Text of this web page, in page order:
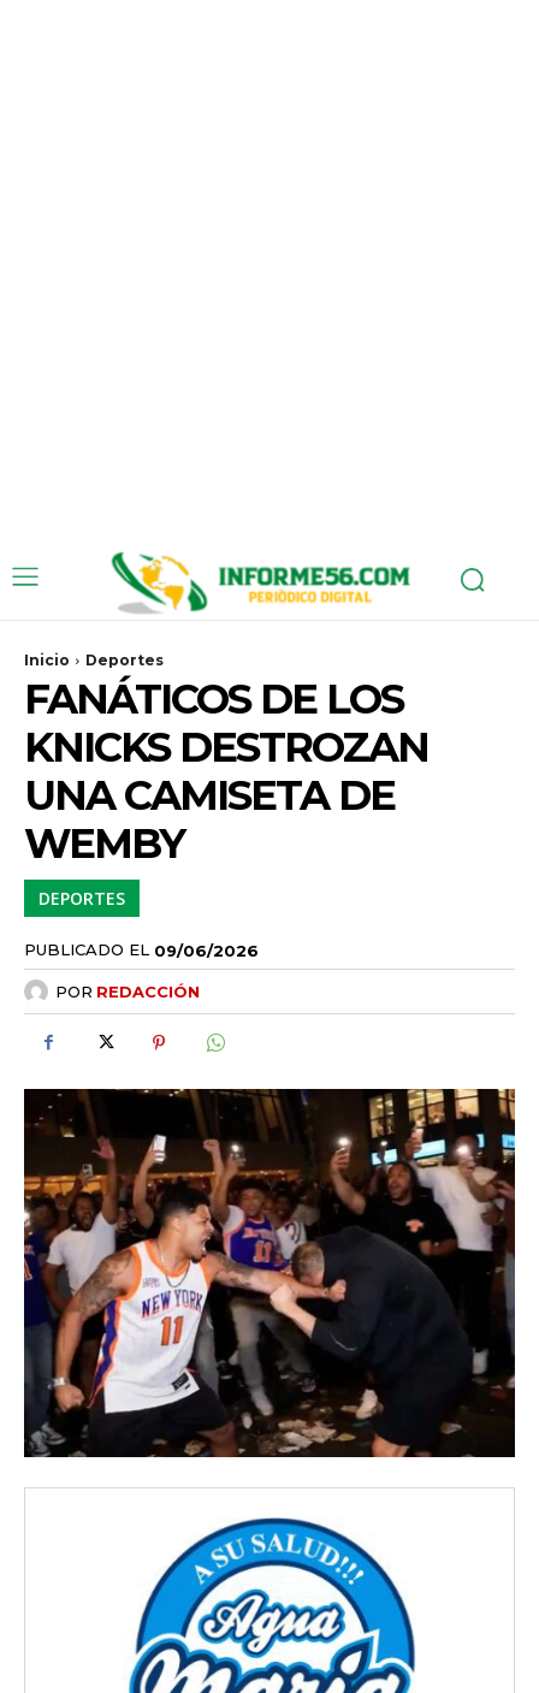
Inicio Deportes
FANÁTICOS DE LOS
KNICKS DESTROZAN
UNA CAMISETA DE
WEMBY
DEPORTES
PUBLICADO EL 09/06/2026
POR REDACCIÓN